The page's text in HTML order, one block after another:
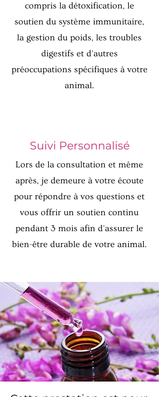
compris la détoxification, le
soutien du système immunitaire,
la gestion du poids, les troubles
digestifs et d'autres
préoccupations spécifiques à votre
animal.
Suivi Personnalisé
Lors de la consultation et même
après, je demeure à votre écoute
pour répondre à vos questions et
vous offrir un soutien continu
pendant 3 mois afin d'assurer le
bien-être durable de votre animal.